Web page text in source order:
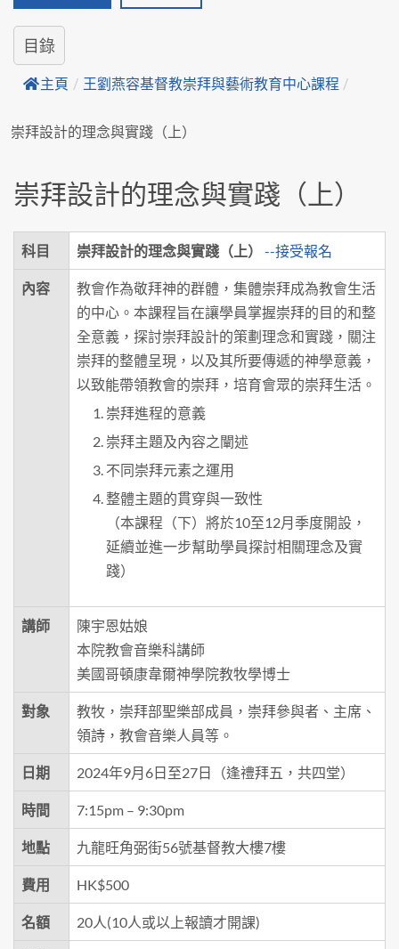
目錄
主頁 / 王劉燕容基督教崇拜與藝術教育中心課程 /
崇拜設計的理念與實踐（上）
崇拜設計的理念與實踐（上）
科目 崇拜設計的理念與實踐（上） --接受報名
內容
教會作為敬拜神的群體，集體崇拜成為教會生活
的中心。本課程旨在讓學員掌握崇拜的目的和整
全意義，探討崇拜設計的策劃理念和實踐，關注
崇拜的整體呈現，以及其所要傳遞的神學意義，
以致能帶領教會的崇拜，培育會眾的崇拜生活。
崇拜進程的意義
崇拜主題及內容之闡述
不同崇拜元素之運用
整體主題的貫穿與一致性
（本課程（下）將於10至12月季度開設，
延續並進一步幫助學員探討相關理念及實
踐）
講師
陳宇恩姑娘
本院教會音樂科講師
美國哥頓康韋爾神學院教牧學博士
對象
教牧，崇拜部聖樂部成員，崇拜參與者、主席、
領詩，教會音樂人員等。
日期 2024年9月6日至27日（逢禮拜五，共四堂）
時間 7:15pm – 9:30pm
地點 九龍旺角弼街56號基督教大樓7樓
費用 HK$500
名額 20人(10人或以上報讀才開課)